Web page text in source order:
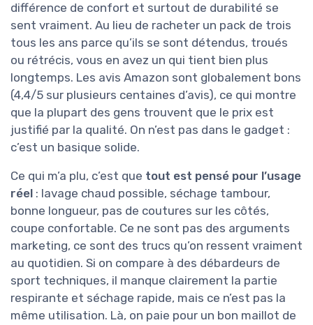
différence de confort et surtout de durabilité se
sent vraiment. Au lieu de racheter un pack de trois
tous les ans parce qu’ils se sont détendus, troués
ou rétrécis, vous en avez un qui tient bien plus
longtemps. Les avis Amazon sont globalement bons
(4,4/5 sur plusieurs centaines d’avis), ce qui montre
que la plupart des gens trouvent que le prix est
justifié par la qualité. On n’est pas dans le gadget :
c’est un basique solide.
Ce qui m’a plu, c’est que tout est pensé pour l’usage
réel : lavage chaud possible, séchage tambour,
bonne longueur, pas de coutures sur les côtés,
coupe confortable. Ce ne sont pas des arguments
marketing, ce sont des trucs qu’on ressent vraiment
au quotidien. Si on compare à des débardeurs de
sport techniques, il manque clairement la partie
respirante et séchage rapide, mais ce n’est pas la
même utilisation. Là, on paie pour un bon maillot de